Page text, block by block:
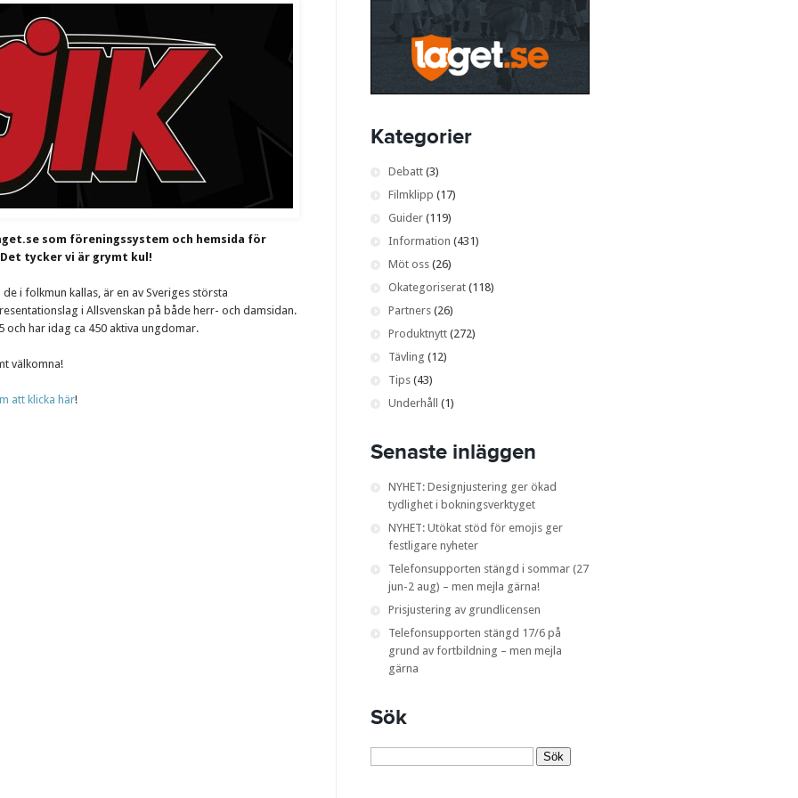
som föreningssystem och hemsida för
tycker vi är grymt kul!
de i folkmun kallas, är en av Sveriges största
i Allsvenskan på både herr- och damsidan.
och har idag ca 450 aktiva ungdomar.
välkomna!
att klicka här!
Kategorier
Debatt (3)
Filmklipp (17)
Guider (119)
Information (431)
Möt oss (26)
Okategoriserat (118)
Partners (26)
Produktnytt (272)
Tävling (12)
Tips (43)
Underhåll
(1)
Senaste inläggen
NYHET: Designjustering ger ökad
tydlighet i bokningsverktyget
NYHET: Utökat stöd för emojis ger
festligare nyheter
Telefonsupporten stängd i sommar (27
jun-2 aug) – men mejla gärna!
Prisjustering av grundlicensen
Telefonsupporten stängd 17/6 på
grund av fortbildning – men mejla
gärna
Sök
Sök
efter: